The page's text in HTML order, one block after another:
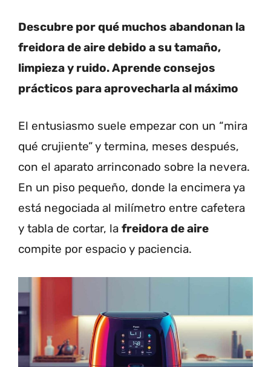
Descubre por qué muchos abandonan la
freidora de aire debido a su tamaño,
limpieza y ruido. Aprende consejos
prácticos para aprovecharla al máximo
El entusiasmo suele empezar con un “mira
qué crujiente” y termina, meses después,
con el aparato arrinconado sobre la nevera.
En un piso pequeño, donde la encimera ya
está negociada al milímetro entre cafetera
y tabla de cortar, la freidora de aire
compite por espacio y paciencia.